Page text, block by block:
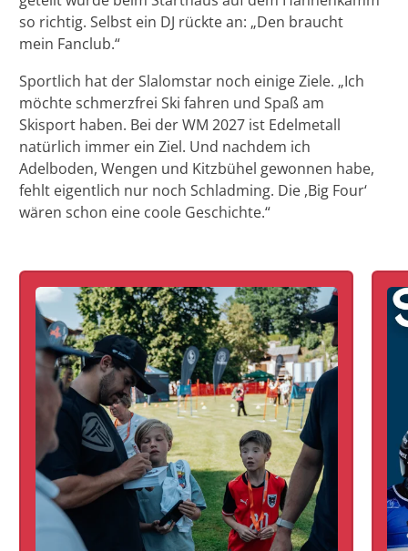
so richtig. Selbst ein DJ rückte an: „Den braucht
mein Fanclub.“
Sportlich hat der Slalomstar noch einige Ziele. „Ich
möchte schmerzfrei Ski fahren und Spaß am
Skisport haben. Bei der WM 2027 ist Edelmetall
natürlich immer ein Ziel. Und nachdem ich
Adelboden, Wengen und Kitzbühel gewonnen habe,
fehlt eigentlich nur noch Schladming. Die ,Big Four‘
wären schon eine coole Geschichte.“